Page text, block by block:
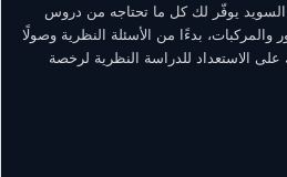
يوفّر لك كل ما تحتاجه من دروس
بدءًا من الأسئلة النظرية وصولًا
الاستعداد للدراسة النظرية لرخصة